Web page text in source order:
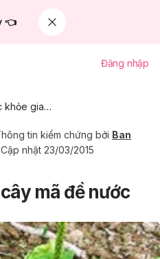
👈
Đăng nhập
Chăm sóc sức khỏe gia đình
tin kiểm chứng bởi Ban
Cập nhật 23/03/2015
mã đề nước